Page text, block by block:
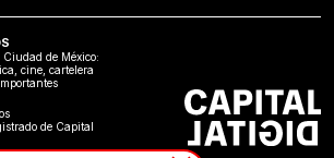
de México:
cine, cartelera
de Capital